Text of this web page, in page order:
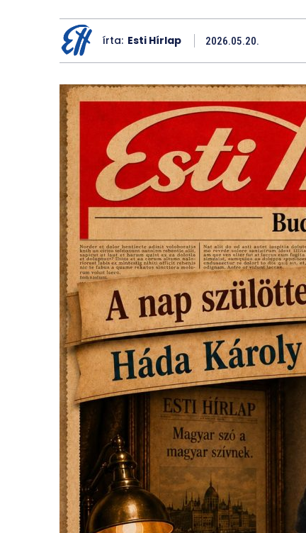
írta: Esti Hírlap 2026.05.20.